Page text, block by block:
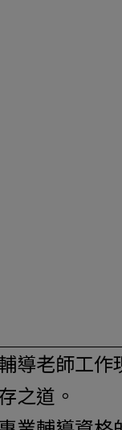
導老師工
之道。